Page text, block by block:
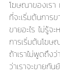
โฆษณาของเร
ที่จะเริ่มต้นการ
ขายอะไร ไม่รู้จ
การเริ่มต้นโฆ
ถ้าเราไม่พูดถึง
ว่าเราจะขายกั